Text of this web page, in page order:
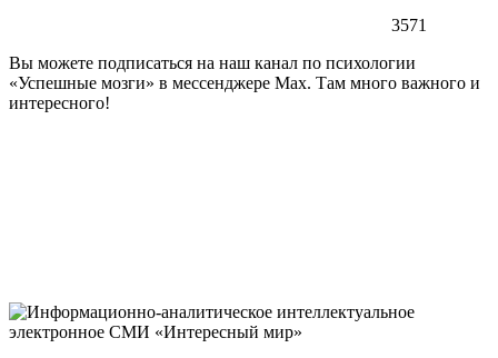
3571
Вы можете подписаться на наш канал по психологии
«Успешные мозги» в мессенджере Max. Там много важного и
интересного!